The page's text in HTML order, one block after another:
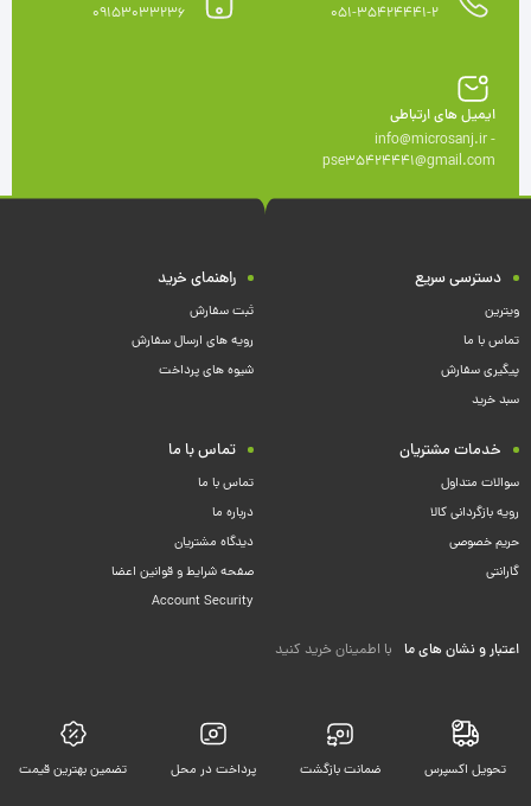
051-35424441-2
09153033236
ایمیل های ارتباطی
info@microsanj.ir -
pse35424441@gmail.com
دسترسی سریع
ویترین
تماس با ما
پیگیری سفارش
سبد خرید
راهنمای خرید
ثبت سفارش
رویه های ارسال سفارش
شیوه های پرداخت
خدمات مشتریان
سوالات متداول
رویه بازگردانی کالا
حریم خصوصی
گارانتی
تماس با ما
تماس با ما
درباره ما
دیدگاه مشتریان
صفحه شرایط و قوانین اعضا
Account Security
اعتبار و نشان های ما با اطمینان خرید کنید
تحویل اکسپرس ضمانت بازگشت پرداخت در محل تضمین بهترین قیمت